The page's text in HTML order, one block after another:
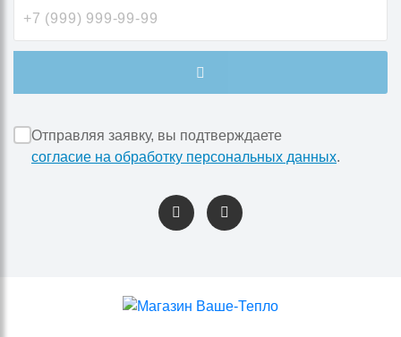
Отправляя заявку, вы подтверждаете
согласие на обработку персональных данных.